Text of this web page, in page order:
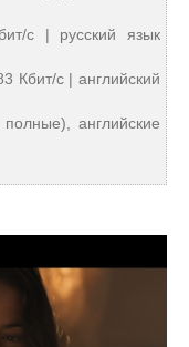
с | русский язык
Кбит/с | английский
английские